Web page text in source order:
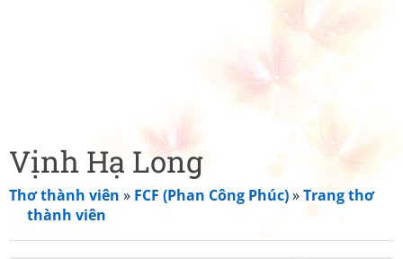
Vịnh Hạ Long
Thơ thành viên » FCF (Phan Công Phúc)»Trang thơ
thành viên